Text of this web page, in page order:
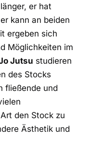
er hat
kann an beiden
ergeben sich
Möglichkeiten im
Jutsu studieren
des Stocks
fließende und
den Stock zu
Ästhetik und